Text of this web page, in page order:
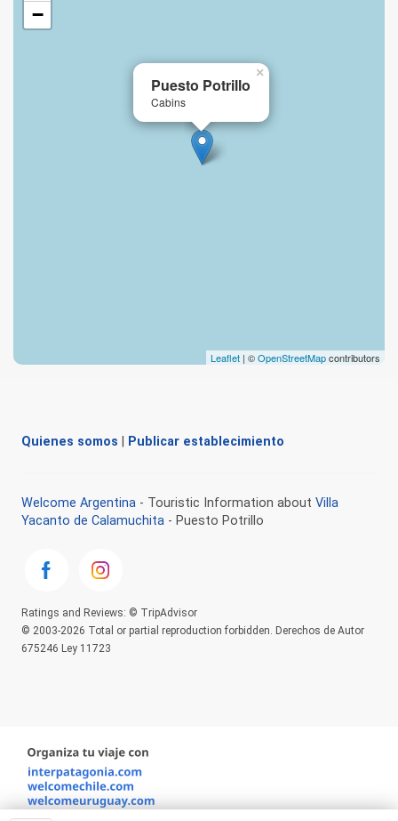
Puesto Potrillo
Cabins
×
−
Leaflet | ©OpenStreetMapcontributors
Quienes somos Publicar establecimiento
Welcome Argentina - Touristic Information about Villa
Yacanto de Calamuchita - Puesto Potrillo
Ratings and Reviews: © TripAdvisor
© 2003-2026 Total or partial reproduction forbidden. Derechos de Autor
675246 Ley 11723